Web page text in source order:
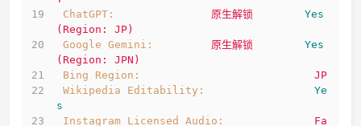
ChatGPT:
原生解锁
Yes
(Region:
JP)
Google Gemini:
原生解锁
Yes
(Region:
JPN)
Bing Region:
JP
Wikipedia Editability:
Ye
s
Instagram Licensed Audio:
Fa